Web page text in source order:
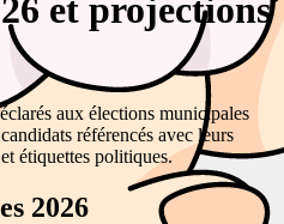
et projections
aux élections municipales
référencés avec leurs
étiquettes politiques.
2026